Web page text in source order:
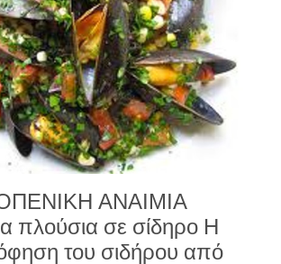
ΑΝΑΙΜΙΑ
πλούσια σε σίδηρο Η
του σιδήρου από